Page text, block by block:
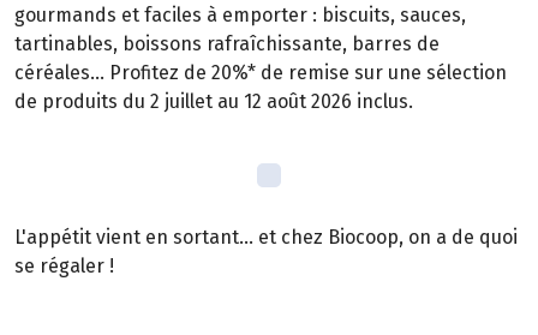
gourmands et faciles à emporter : biscuits, sauces,
tartinables, boissons rafraîchissante, barres de
céréales... Profitez de 20%* de remise sur une sélection
de produits du 2 juillet au 12 août 2026 inclus.
L'appétit vient en sortant... et chez Biocoop, on a de quoi
se régaler !